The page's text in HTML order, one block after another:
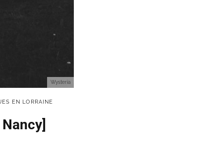
Wysteria
EN LORRAINE